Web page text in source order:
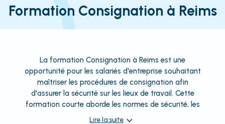
Formation Consignation à Reims
La formation Consignation à Reims est une
opportunité pour les salariés d'entreprise souhaitant
maîtriser les procédures de consignation afin
d'assurer la sécurité sur les lieux de travail. Cette
formation courte aborde les normes de sécurité, les
Lire la suite